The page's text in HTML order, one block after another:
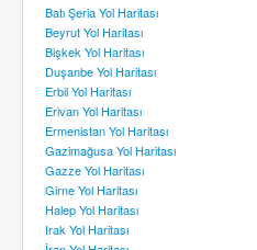
Batı Şeria Yol Haritası
Beyrut Yol Haritası
Bişkek Yol Haritası
Duşanbe Yol Haritası
Erbil Yol Haritası
Erivan Yol Haritası
Ermenistan Yol Haritası
Gazimağusa Yol Haritası
Gazze Yol Haritası
Girne Yol Haritası
Halep Yol Haritası
Irak Yol Haritası